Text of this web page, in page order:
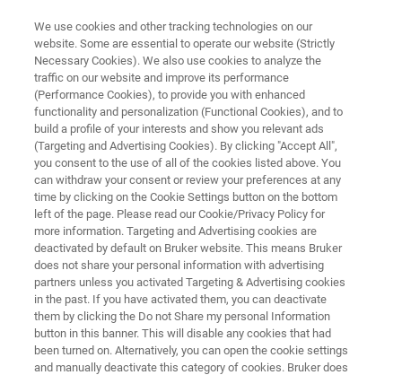
制药工业
将FT-NIR纳入实时过程控制。
GMP环境中验证的过程分析技术
We use cookies and other tracking technologies on our
website. Some are essential to operate our website (Strictly
Necessary Cookies). We also use cookies to analyze the
traffic on our website and improve its performance
(Performance Cookies), to provide you with enhanced
functionality and personalization (Functional Cookies), and to
build a profile of your interests and show you relevant ads
(Targeting and Advertising Cookies). By clicking "Accept All",
you consent to the use of all of the cookies listed above. You
can withdraw your consent or review your preferences at any
time by clicking on the Cookie Settings button on the bottom
left of the page. Please read our Cookie/Privacy Policy for
more information. Targeting and Advertising cookies are
deactivated by default on Bruker website. This means Bruker
does not share your personal information with advertising
partners unless you activated Targeting & Advertising cookies
in the past. If you have activated them, you can deactivate
them by clicking the Do not Share my personal Information
button in this banner. This will disable any cookies that had
been turned on. Alternatively, you can open the cookie settings
and manually deactivate this category of cookies. Bruker does